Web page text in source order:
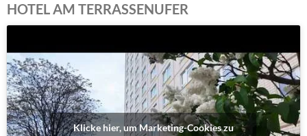
HOTEL AM TERRASSENUFER
Klicke hier, um Marketing-Cookies zu